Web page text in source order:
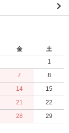
金
土
1
7
8
14
15
21
22
28
29